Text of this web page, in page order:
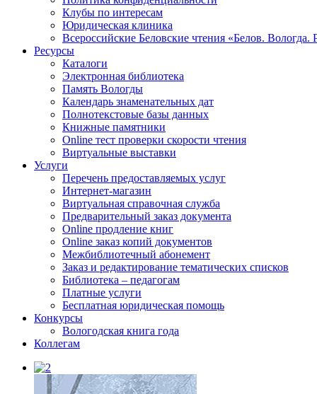
Клубы по интересам
Юридическая клиника
Всероссийские Беловские чтения «Белов. Вологда.
Ресурсы
Каталоги
Электронная библиотека
Память Вологды
Календарь знаменательных дат
Полнотекстовые базы данных
Книжные памятники
Online тест проверки скорости чтения
Виртуальные выставки
Услуги
Перечень предоставляемых услуг
Интернет-магазин
Виртуальная справочная служба
Предварительный заказ документа
Online продление книг
Online заказ копий документов
Межбиблиотечный абонемент
Заказ и редактирование тематических списков
Библиотека – педагогам
Платные услуги
Бесплатная юридическая помощь
Конкурсы
Вологодская книга года
Коллегам